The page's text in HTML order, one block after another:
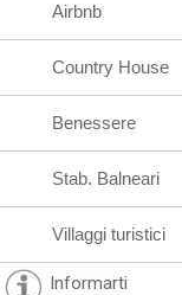
Airbnb
Country House
Benessere
Stab. Balneari
Villaggi turistici
Informarti